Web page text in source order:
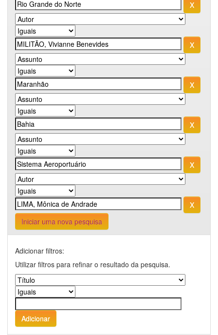
Iniciar uma nova pesquisa
Adicionar filtros:
Utilizar filtros para refinar o resultado da pesquisa.